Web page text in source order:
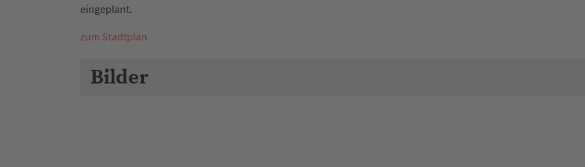
eingeplant.
zum Stadtplan
Bilder